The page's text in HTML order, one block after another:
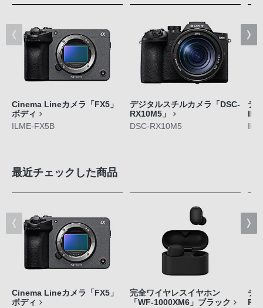
Cinema Lineカメラ「FX5」
ボディ
ILME-FX5B
デジタルスチルカメラ「DSC-
RX10M5」
DSC-RX10M5
デ
最近チェックした商品
Cinema Lineカメラ「FX5」
ボディ
完全ワイヤレスイヤホン
「WF-1000XM6」ブラック
デ